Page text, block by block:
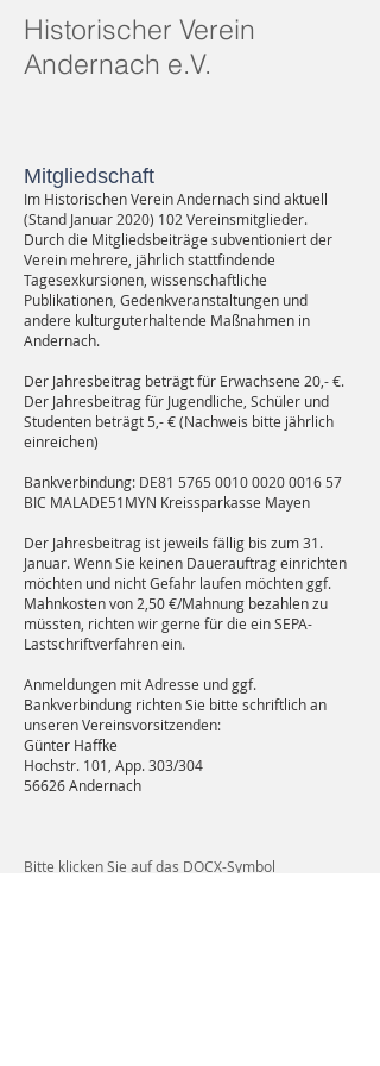
Historischer Verein
Andernach e.V.
Mitgliedschaft
Im Historischen Verein Andernach sind aktuell
(Stand Januar 2020) 102 Vereinsmitglieder.
Durch die Mitgliedsbeiträge subventioniert der
Verein mehrere, jährlich stattfindende
Tagesexkursionen, wissenschaftliche
Publikationen, Gedenkveranstaltungen und
andere kulturguterhaltende Maßnahmen in
Andernach.
Der Jahresbeitrag beträgt für Erwachsene 20,- €.
Der Jahresbeitrag für Jugendliche, Schüler und
Studenten beträgt 5,- € (Nachweis bitte jährlich
einreichen)
Bankverbindung: DE81 5765 0010 0020 0016 57
BIC MALADE51MYN Kreissparkasse Mayen
Der Jahresbeitrag ist jeweils fällig bis zum 31.
Januar. Wenn Sie keinen Dauerauftrag einrichten
möchten und nicht Gefahr laufen möchten ggf.
Mahnkosten von 2,50 €/Mahnung bezahlen zu
müssten, richten wir gerne für die ein SEPA-
Lastschriftverfahren ein.
Anmeldungen mit Adresse und ggf.
Bankverbindung richten Sie bitte schriftlich an
unseren Vereinsvorsitzenden:
Günter Haffke
Hochstr. 101, App. 303/304
56626 Andernach
Bitte klicken Sie auf das DOCX-Symbol